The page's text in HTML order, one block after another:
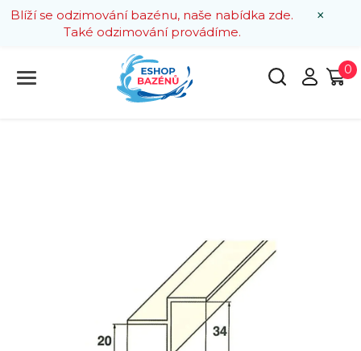
×
Blíží se odzimování bazénu, naše nabídka zde.
Také odzimování provádíme.
0